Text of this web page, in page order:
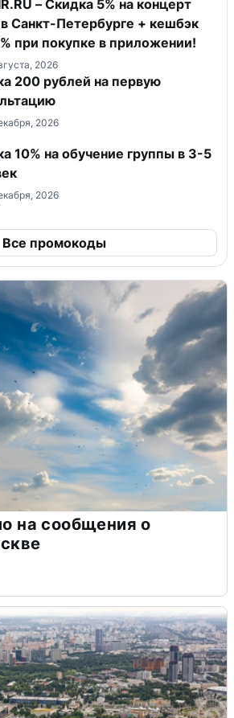
– Скидка 5% на концерт
Санкт-Петербурге + кешбэк
при покупке в приложении!
2026
200 рублей на первую
2026
10% на обучение группы в 3-5
2026
Все промокоды
на сообщения о